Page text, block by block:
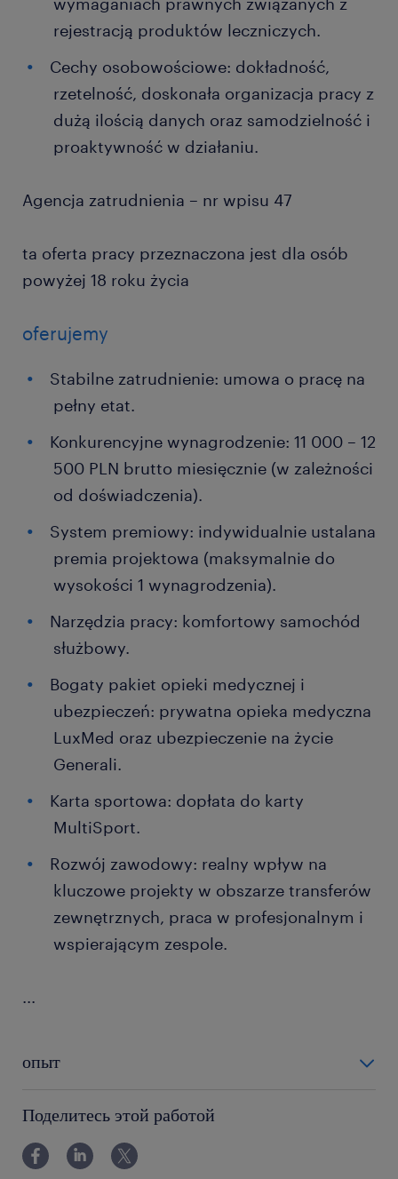
rejestracją produktów leczniczych.
Cechy osobowościowe: dokładność,
rzetelność, doskonała organizacja pracy z
dużą ilością danych oraz samodzielność i
proaktywność w działaniu.
Agencja zatrudnienia – nr wpisu 47
ta oferta pracy przeznaczona jest dla osób
powyżej 18 roku życia
oferujemy
Stabilne zatrudnienie: umowa o pracę na
pełny etat.
Konkurencyjne wynagrodzenie: 11 000 – 12
500 PLN brutto miesięcznie (w zależności
od doświadczenia).
System premiowy: indywidualnie ustalana
premia projektowa (maksymalnie do
wysokości 1 wynagrodzenia).
Narzędzia pracy: komfortowy samochód
służbowy.
Bogaty pakiet opieki medycznej i
ubezpieczeń: prywatna opieka medyczna
LuxMed oraz ubezpieczenie na życie
Generali.
Karta sportowa: dopłata do karty
MultiSport.
Rozwój zawodowy: realny wpływ na
kluczowe projekty w obszarze transferów
zewnętrznych, praca w profesjonalnym i
wspierającym zespole.
...
опыт
Поделитесь этой работой